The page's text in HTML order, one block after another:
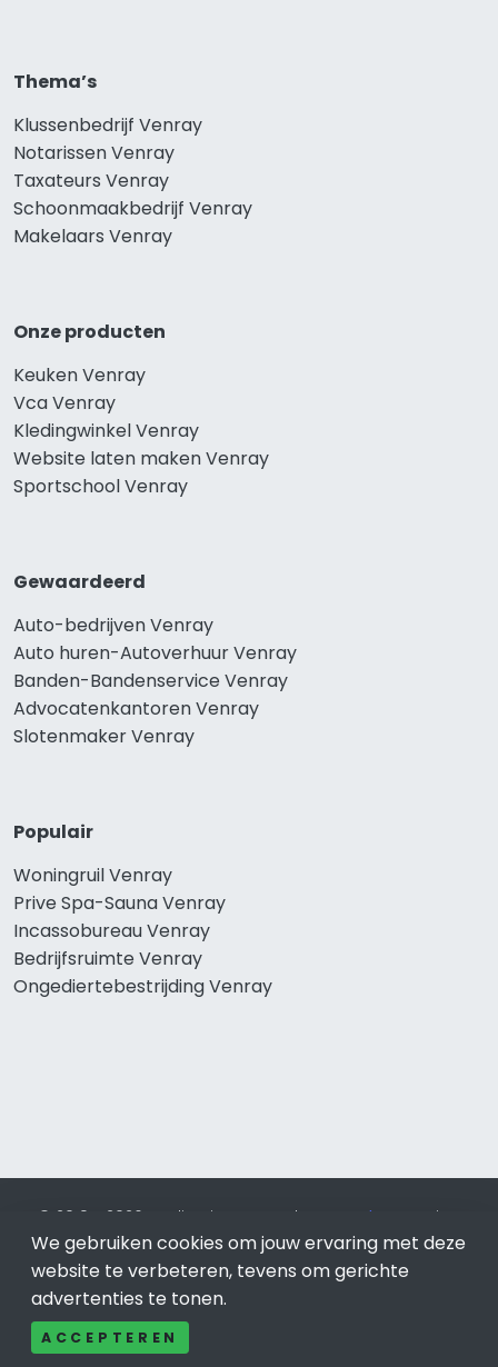
Thema’s
Klussenbedrijf Venray
Notarissen Venray
Taxateurs Venray
Schoonmaakbedrijf Venray
Makelaars Venray
Onze producten
Keuken Venray
Vca Venray
Kledingwinkel Venray
Website laten maken Venray
Sportschool Venray
Gewaardeerd
Auto-bedrijven Venray
Auto huren-Autoverhuur Venray
Banden-Bandenservice Venray
Advocatenkantoren Venray
Slotenmaker Venray
Populair
Woningruil Venray
Prive Spa-Sauna Venray
Incassobureau Venray
Bedrijfsruimte Venray
Ongediertebestrijding Venray
© 2019 - 2026 Realisatie en SEO door SEO-bureau
Lion
Internet. Betaal alleen voor bewezen resultaten?SEO
optimalisatie No Cure No Pay.Venrayis onderdeel van Lion
Internet.
We gebruiken cookies om jouw ervaring met deze
website te verbeteren, tevens om gerichte
advertenties te tonen.
ACCEPTEREN